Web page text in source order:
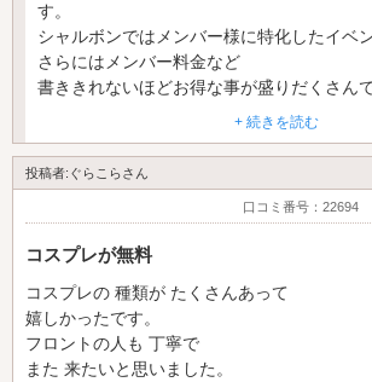
す。
シャルボンではメンバー様に特化したイベ
さらにはメンバー料金など
書ききれないほどお得な事が盛りだくさんで
す。
ホテルシャ
+ 続きを読む
投稿者:ぐらこらさん
口コミ番号：22694
コスプレが無料
コスプレの 種類が たくさんあって
嬉しかったです。
フロントの人も 丁寧で
また 来たいと思いました。